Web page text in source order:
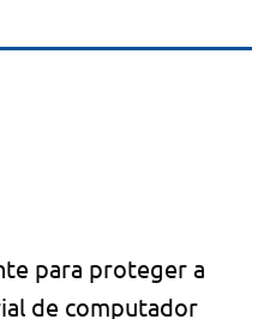
para proteger a
de computador